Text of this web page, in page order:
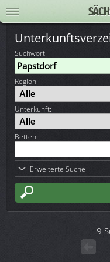
Suchwort:
Region:
Unterkunft:
Betten:
Erweiterte Suche
9